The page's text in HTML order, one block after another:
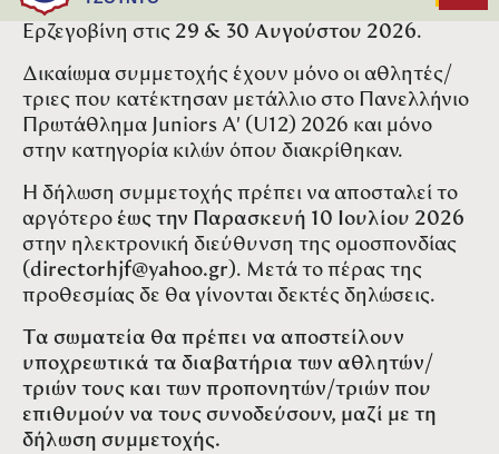
2026 που θα πραγματοποιηθεί στη Βοσνία -
Ερζεγοβίνη στις 29 & 30 Αυγούστου 2026.
Δικαίωμα συμμετοχής έχουν μόνο οι αθλητές/
τριες που κατέκτησαν μετάλλιο στο Πανελλήνιο
Πρωτάθλημα Juniors A' (U12) 2026 και μόνο
στην κατηγορία κιλών όπου διακρίθηκαν.
Η δήλωση συμμετοχής πρέπει να αποσταλεί το
αργότερο έως την Παρασκευή 10 Ιουλίου 2026
στην ηλεκτρονική διεύθυνση της ομοσπονδίας
(directorhjf@yahoo.gr). Μετά το πέρας της
προθεσμίας δε θα γίνονται δεκτές δηλώσεις.
Τα σωματεία θα πρέπει να αποστείλουν
υποχρεωτικά τα διαβατήρια των αθλητών/
τριών τους και των προπονητών/τριών που
επιθυμούν να τους συνοδεύσουν, μαζί με τη
δήλωση συμμετοχής.